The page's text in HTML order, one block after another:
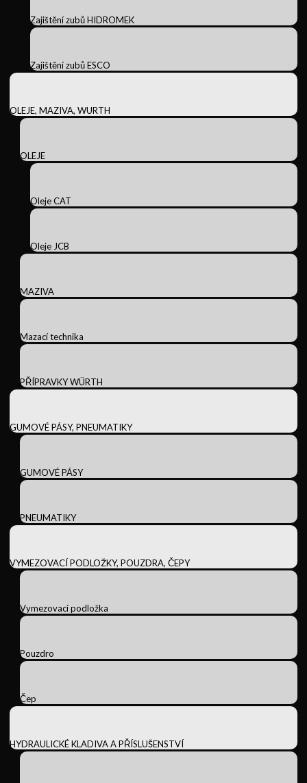
Zajištění zubů HIDROMEK
Zajištění zubů ESCO
OLEJE, MAZIVA, WURTH
OLEJE
Oleje CAT
Oleje JCB
MAZIVA
Mazací technika
PŘÍPRAVKY WÜRTH
GUMOVÉ PÁSY, PNEUMATIKY
GUMOVÉ PÁSY
PNEUMATIKY
VYMEZOVACÍ PODLOŽKY, POUZDRA, ČEPY
Vymezovací podložka
Pouzdro
Čep
HYDRAULICKÉ KLADIVA A PŘÍSLUŠENSTVÍ